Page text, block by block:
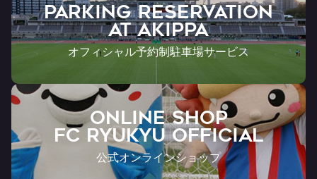
PARKING RESERVATION
AT Akippa
オフィシャル予約制駐車場サービス
ONLINE SHOP
FC RYUKYU OFFICIAL
公式オンラインショップ